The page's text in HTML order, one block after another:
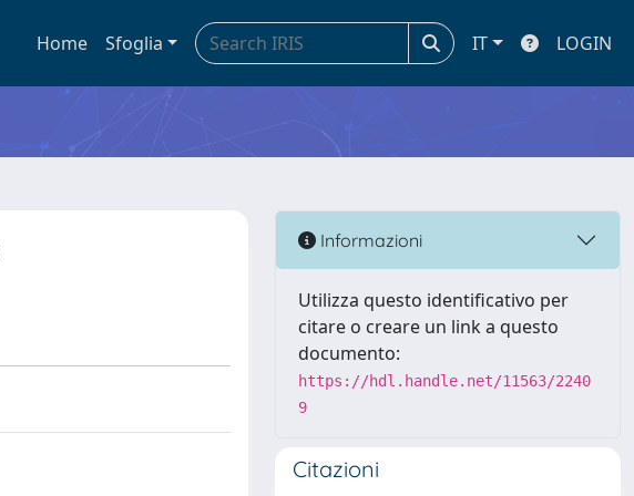
Home Sfoglia IT LOGIN
Informazioni
Utilizza questo identificativo per
citare o creare un link a questo
documento:
https://hdl.handle.net/11563/2240
9
Citazioni